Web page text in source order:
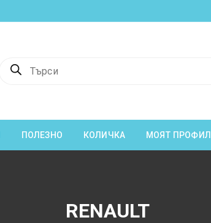
Products
ПОЛЕЗНО КОЛИЧКА МОЯТ ПРОФИЛ
RENAULT